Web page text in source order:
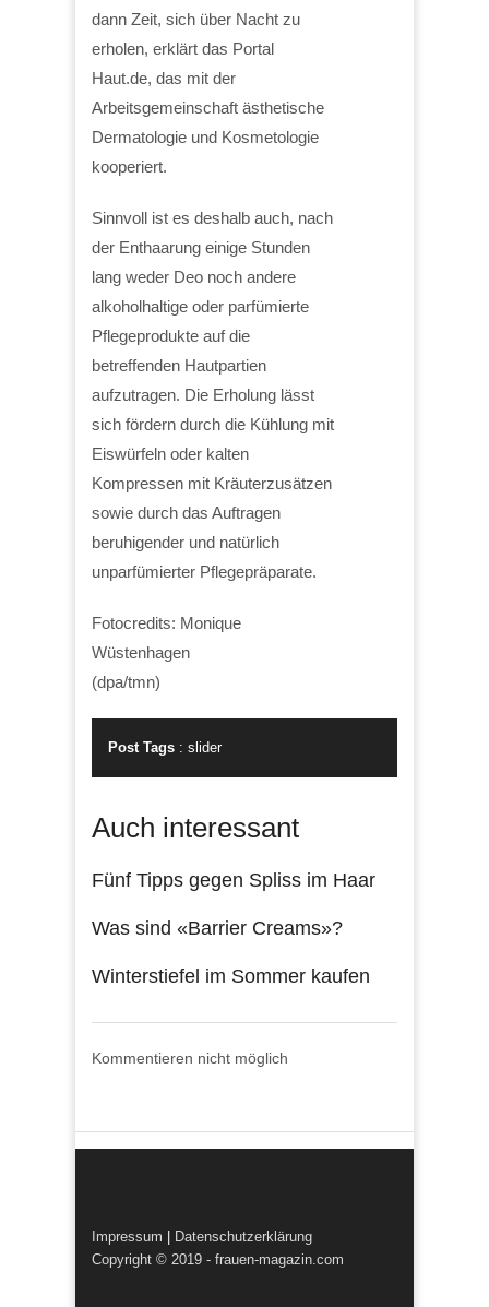
dann Zeit, sich über Nacht zu
erholen, erklärt das Portal
Haut.de, das mit der
Arbeitsgemeinschaft ästhetische
Dermatologie und Kosmetologie
kooperiert.
Sinnvoll ist es deshalb auch, nach
der Enthaarung einige Stunden
lang weder Deo noch andere
alkoholhaltige oder parfümierte
Pflegeprodukte auf die
betreffenden Hautpartien
aufzutragen. Die Erholung lässt
sich fördern durch die Kühlung mit
Eiswürfeln oder kalten
Kompressen mit Kräuterzusätzen
sowie durch das Auftragen
beruhigender und natürlich
unparfümierter Pflegepräparate.
Fotocredits: Monique
Wüstenhagen
(dpa/tmn)
Post Tags : slider
Auch interessant
Fünf Tipps gegen Spliss im Haar
Was sind «Barrier Creams»?
Winterstiefel im Sommer kaufen
Kommentieren nicht möglich
Impressum
Datenschutzerklärung
Copyright © 2019 - frauen-magazin.com